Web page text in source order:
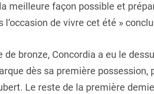
meilleure façon possible et
de vivre cet été »
bronze, Concordia a eu le
dès sa première possession,
Le reste de la première